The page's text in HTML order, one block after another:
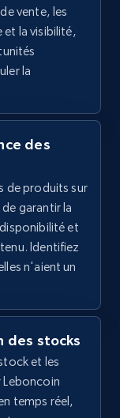
Initial
more.
products
Initial
more.
shop url
Initial
more.
vente, les
et la visibilité,
la
des
de produits sur
garantir la
et
Identifiez
n'aient un
des stocks
et les
temps réel,